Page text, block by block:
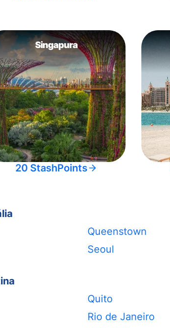
Singapura
20 StashPoints
Queenstown
Seoul
Quito
Rio de Janeiro